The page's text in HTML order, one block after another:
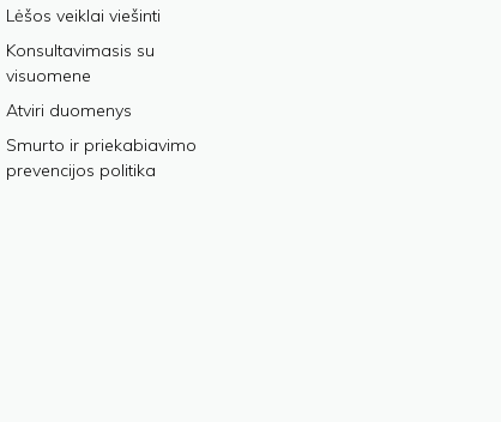
Lėšos veiklai viešinti
Konsultavimasis su
visuomene
Atviri duomenys
Smurto ir priekabiavimo
prevencijos politika